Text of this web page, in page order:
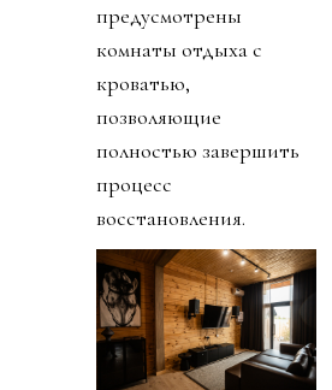
предусмотрены
комнаты отдыха с
кроватью,
позволяющие
полностью завершить
процесс
восстановления.